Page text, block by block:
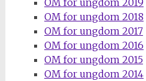
OM for ungdom 2018
OM for ungdom 2017
OM for ungdom 2016
OM for ungdom 2015
OM for ungdom 2014